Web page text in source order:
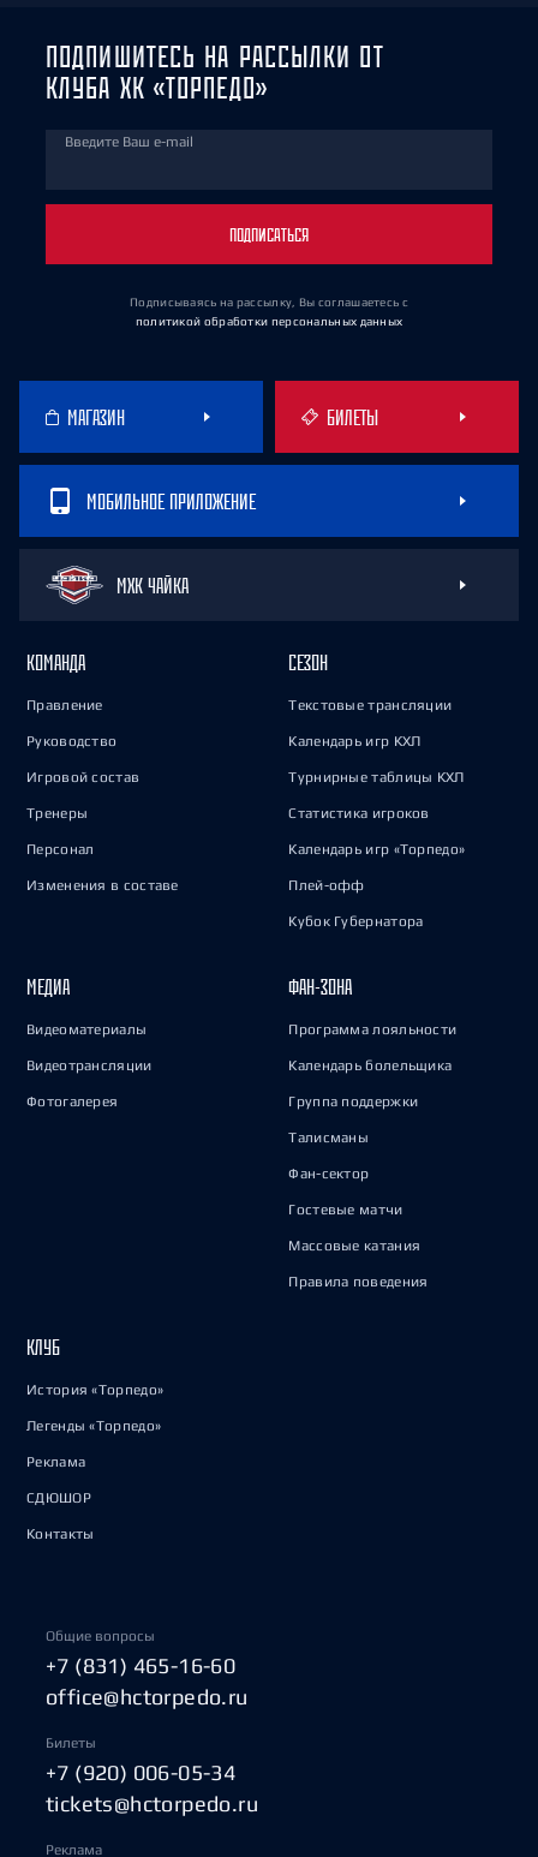
ПОДПИШИТЕСЬ НА РАССЫЛКИ ОТ
КЛУБА ХК «ТОРПЕДО»
Введите Ваш e-mail
ПОДПИСАТЬСЯ
Подписываясь на рассылку, Вы соглашаетесь с
политикой обработки персональных данных
МАГАЗИН БИЛЕТЫ
МОБИЛЬНОЕ ПРИЛОЖЕНИЕ
МХК ЧАЙКА
КОМАНДА
Правление
Руководство
Игровой состав
Тренеры
Персонал
Изменения в составе
СЕЗОН
Текстовые трансляции
Календарь игр КХЛ
Турнирные таблицы КХЛ
Статистика игроков
Календарь игр «Торпедо»
Плей-офф
Кубок Губернатора
МЕДИА
Видеоматериалы
Видеотрансляции
Фотогалерея
ФАН-ЗОНА
Программа лояльности
Календарь болельщика
Группа поддержки
Талисманы
Фан-сектор
Гостевые матчи
Массовые катания
Правила поведения
КЛУБ
История «Торпедо»
Легенды «Торпедо»
Реклама
СДЮШОР
Контакты
Общие вопросы
+7 (831) 465-16-60
office@hctorpedo.ru
Билеты
+7 (920) 006-05-34
tickets@hctorpedo.ru
Реклама